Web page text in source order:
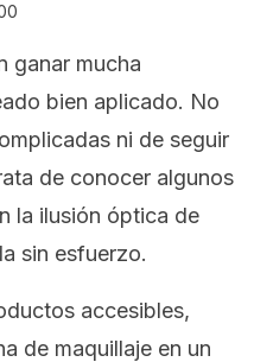
ganar mucha
bien aplicado. No
ni de seguir
de conocer algunos
la ilusión óptica de
sin esfuerzo.
accesibles,
de maquillaje en un